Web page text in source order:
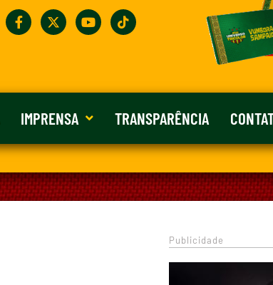
IMPRENSA TRANSPARÊNCIA
Publicidade